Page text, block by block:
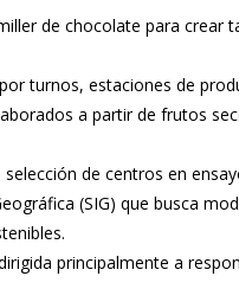
de chocolate para crear
turnos, estaciones de
a partir de frutos
de centros en
(SIG) que busca
principalmente a